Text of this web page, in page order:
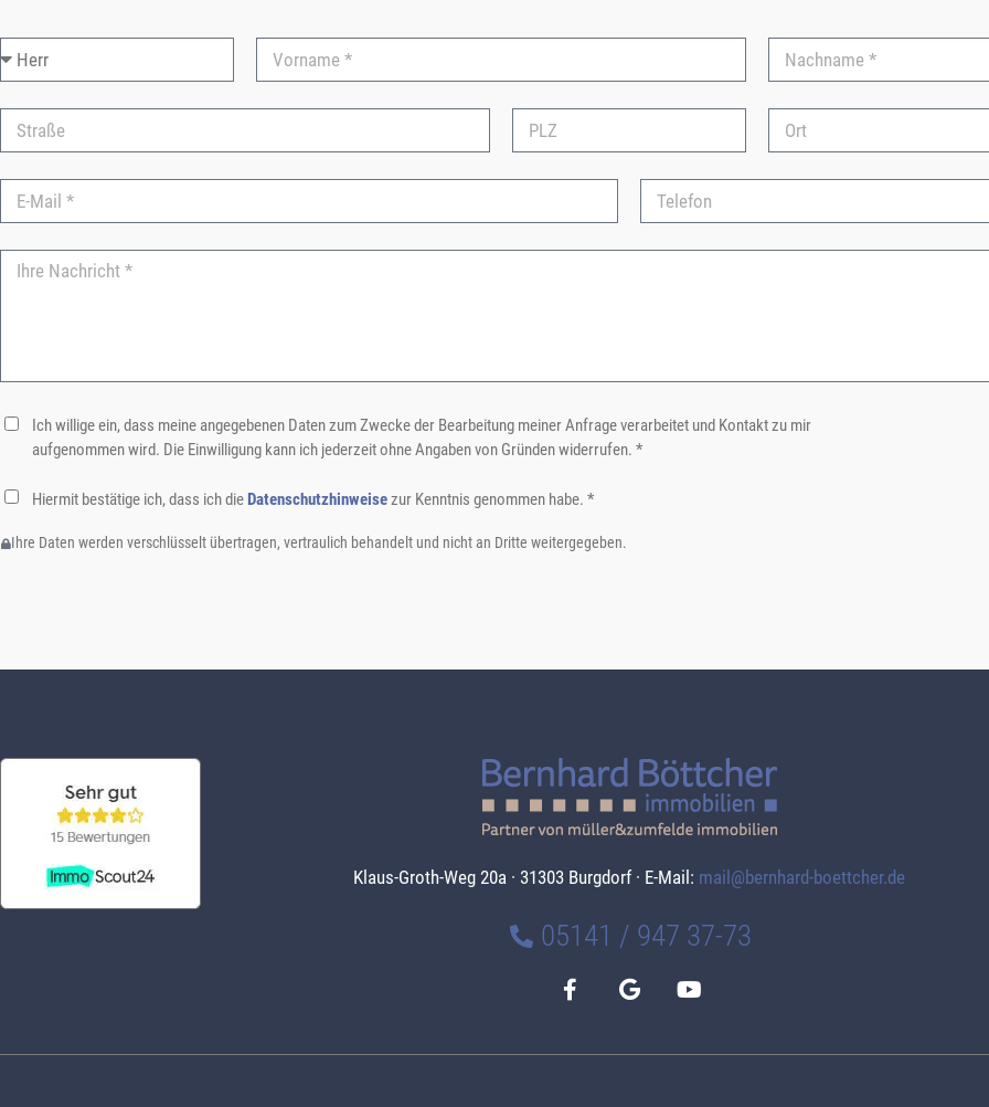
Klaus-Groth-Weg 20a · 31303 Burgdorf · E-Mail: mail@bernhard-boettcher.de
05141 / 947 37-73
Ich willige ein, dass meine angegebenen Daten zum Zwecke der Bearbeitung meiner Anfrage verarbeitet und Kontakt zu mir
aufgenommen wird. Die Einwilligung kann ich jederzeit ohne Angaben von Gründen widerrufen. *
Hiermit bestätige ich, dass ich die Datenschutzhinweisezur Kenntnis genommen habe. *
Ihre Daten werden verschlüsselt übertragen, vertraulich behandelt und nicht an Dritte weitergegeben.